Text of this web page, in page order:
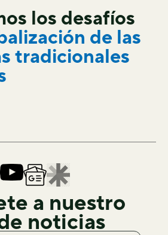
los desafíos
de las
tradicionales
a nuestro
noticias